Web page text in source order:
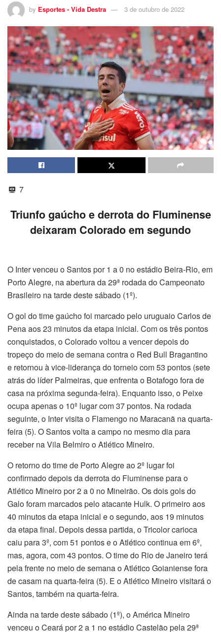
by Esportes - Vida Destra 3 de outubro de 2022
7
Triunfo gaúcho e derrota do Fluminense
deixaram Colorado em segundo
O Inter venceu o Santos por 1 a 0 no estádio Beira-Rio, em
Porto Alegre, na abertura da 29ª rodada do Campeonato
Brasileiro na tarde deste sábado (1º).
O gol do time gaúcho foi marcado pelo uruguaio Carlos de
Pena aos 23 minutos da etapa inicial. Com os três pontos
conquistados, o Colorado voltou a vencer depois do
tropeço do meio de semana contra o Red Bull Bragantino
e retornou à vice-liderança do torneio com 53 pontos (sete
atrás do líder Palmeiras, que enfrenta o Botafogo fora de
casa na próxima segunda-feira). Enquanto isso, o Peixe
ocupa apenas o 10º lugar com 37 pontos. Na rodada
seguinte, o Inter visita o Flamengo no Maracanã na quarta-
feira (5). O Santos volta a campo no mesmo dia para
receber na Vila Belmiro o Atlético Mineiro.
O retorno do time de Porto Alegre ao 2º lugar foi
confirmado depois da derrota do Fluminense para o
Atlético Mineiro por 2 a 0 no Mineirão. Os dois gols do
Galo foram marcados pelo atacante Hulk. O primeiro aos
40 minutos da etapa inicial e o segundo, aos 19 minutos
da etapa final. Depois dessa partida, o Tricolor carioca
caiu para 3º, com 51 pontos e o Atlético continua em 6º,
mas, agora, com 43 pontos. O time do Rio de Janeiro terá
pela frente no meio de semana o Atlético Goianiense fora
de casam na quarta-feira (5). E o Atlético Mineiro visitará o
Santos, também na quarta-feira.
Ainda na tarde deste sábado (1º), o América Mineiro
venceu o Ceará por 2 a 1 no estádio Castelão pela 29ª